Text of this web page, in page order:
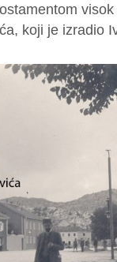
koji je izradio